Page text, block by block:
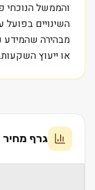
והממשל הנוכחי
השינויים בפועל
מבהירה שהמידע
או ייעוץ השקעות.
גרף מחיר